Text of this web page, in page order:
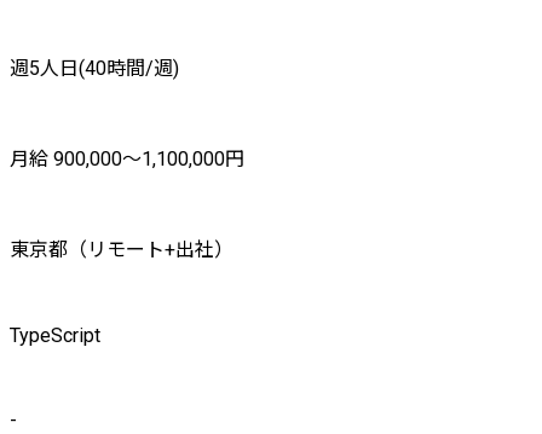
週5人日(40時間/週)
月給 900,000〜1,100,000円
東京都（リモート+出社）
TypeScript
-